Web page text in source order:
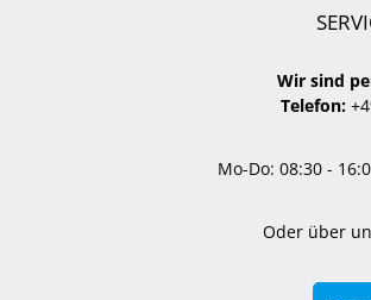
Wir sind
Telefon:
Mo-Do: 08:30 -
Oder über